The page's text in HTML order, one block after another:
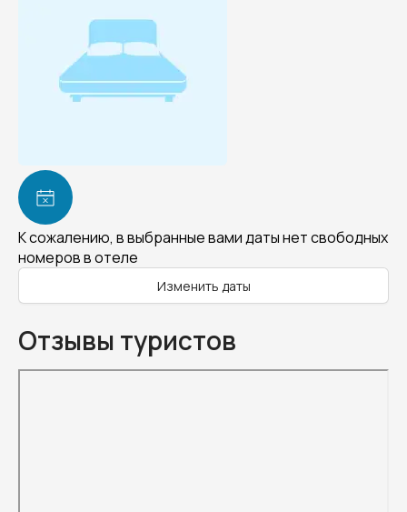
К сожалению, в выбранные вами даты нет свободных
номеров в отеле
Изменить даты
Отзывы туристов